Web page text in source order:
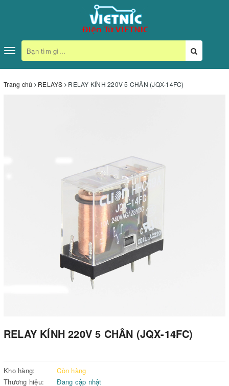
Toggle
navigation
Trang chủ RELAYS RELAY KÍNH 220V 5 CHÂN (JQX-14FC)
RELAY KÍNH 220V 5 CHÂN (JQX-14FC)
Kho hàng:
Còn hàng
Thương hiệu:
Đang cập nhật